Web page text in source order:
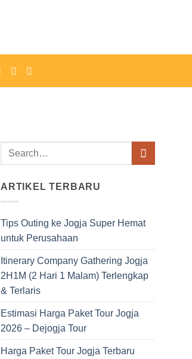
ARTIKEL TERBARU
Tips Outing ke Jogja Super Hemat
untuk Perusahaan
Itinerary Company Gathering Jogja
2H1M (2 Hari 1 Malam) Terlengkap
& Terlaris
Estimasi Harga Paket Tour Jogja
2026 – Dejogja Tour
Harga Paket Tour Jogja Terbaru